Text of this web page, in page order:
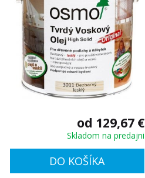
od 129,67 €
Skladom na predajni
DO KOŠÍKA